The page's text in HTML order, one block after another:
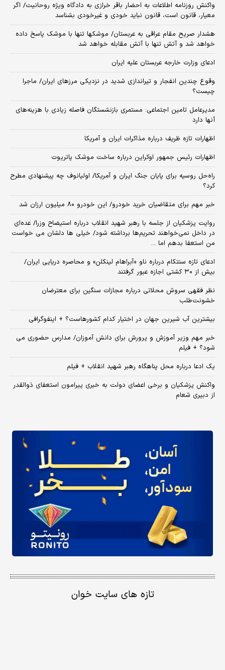
واکنش روزنامه اطلاعات به احضار باقر خرازی به دادگاه ویژه روحانیت/ اگر
معیار، قانون است، قانون نباید خودی و غیرخودی بشناسد
هشدار صریح مقام عراقی به عربستان/ موشکها تنها با موشک پاسخ داده
خواهد شد و آتش تنها با آتش مقابله خواهد شد
ادعای وزارت خارجه عربستان علیه ایران
وقوع چندین انفجار و تیراندازی شدید در نزدیکی مرز‌های ایران/ ماجرا
چیست؟
مدیرعامل تامین اجتماعی: مستمری بازنشستگان فاصله زیادی با هزینه‌های
آنها دارد
اظهارات تازه ظریف درباره مذاکرات ایران و آمریکا
اظهارات رئیس جمهور اوکراین درباره ساخت موشک پاتریوت
راه‌حل روسیه برای پایان جنگ ایران و آمریکا/ اولیانوف چه پیشنهادی مطرح
کرد؟
خبر مهم برای متقاضیان خرید خودرو/ این خودرو ۸۰ میلیون ارزان شد
روایت پزشکیان از جلسه با رهبر شهید انقلاب درباره استیضاح وزرا/ عده‌ای
در داخل نمی‌خواهند تحریم‌ها برداشته شود/ خیلی ها دلشان می خواست
من استعفا بدهم اما ...
ادعای تازه سنتکام درباره ناو «آبراهام لینکلن» و محاصره دریایی ایران/
بیش از ۳۰ کشتی اجازه عبور گرفتند
نظر فقهی سروش محلاتی درباره مجازات سنگین برای معترضان
خشونت‌طلب
بیشترین آب شیرین جهان در اختیار کدام کشورهاست؟ + اینفوگرافی
خبر مهم وزیر آموزش و پرورش برای دانش آموزان/ مدارس حضوری می
شود؟ + فیلم
یک ادعا درباره محل پناهگاه‌ رهبر شهید انقلاب + فیلم
واکنش پزشکیان و برخی اعضای دولت به خبری پیرامون استعفای ذوالقدر
از دبیری شعام
تازه های سایت خوان